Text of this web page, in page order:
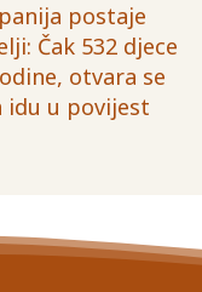
postaje
Čak 532 djece
otvara se
idu u povijest